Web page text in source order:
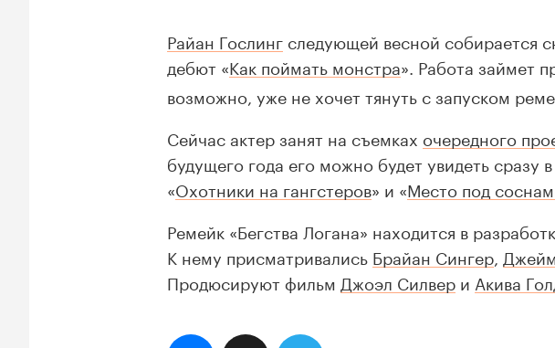
Райан Гослинг следующей весной собирается
дебют «Как поймать монстра». Работа займет
возможно, уже не хочет тянуть с запуском
Сейчас актер занят на съемках очередного
будущего года его можно будет увидеть сразу
«Охотники на гангстеров» и «Место под
Ремейк «Бегства Логана» находится в
К нему присматривались Брайан Сингер
Продюсируют фильм Джоэл Силвер и Акива